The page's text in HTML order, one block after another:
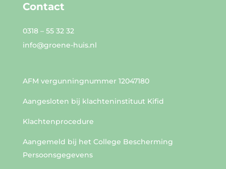
Contact
0318 – 55 32 32
info@groene-huis.nl
AFM vergunningnummer 12047180
Aangesloten bij klachteninstituut Kifid
Klachtenprocedure
Aangemeld bij het College Bescherming
Persoonsgegevens